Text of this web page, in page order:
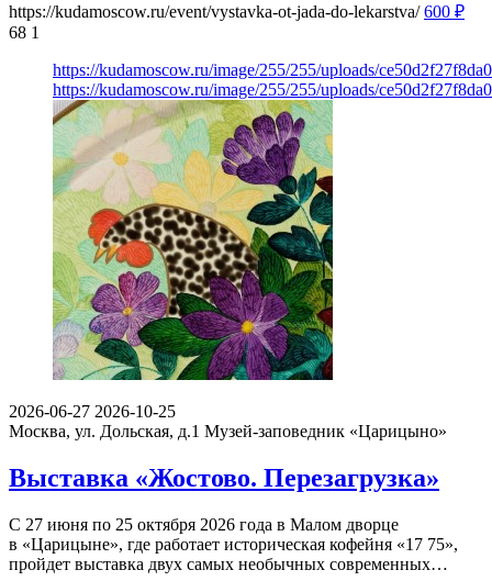
https://kudamoscow.ru/event/vystavka-ot-jada-do-lekarstva/ 600 ₽
68 1
https://kudamoscow.ru/image/255/255/uploads/
https://kudamoscow.ru/image/255/255/uploads/
2026-06-27 2026-10-25
Москва, ул. Дольская, д.1 Музей-заповедник «Царицыно»
Выставка «Жостово. Перезагрузка»
С 27 июня по 25 октября 2026 года в Малом дворце
в «Царицыне», где работает историческая кофейня «17 75»,
пройдет выставка двух самых необычных современных…